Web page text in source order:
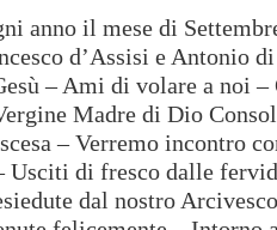
anno il mese di
d’Assisi e Antonio
– Ami di volare a noi –
Madre di Dio
– Verremo incontro
Usciti di fresco dalle
dal nostro